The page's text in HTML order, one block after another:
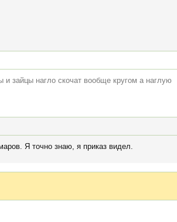
зайцы нагло скочат вообще кругом а наглую
Я точно знаю, я приказ видел.